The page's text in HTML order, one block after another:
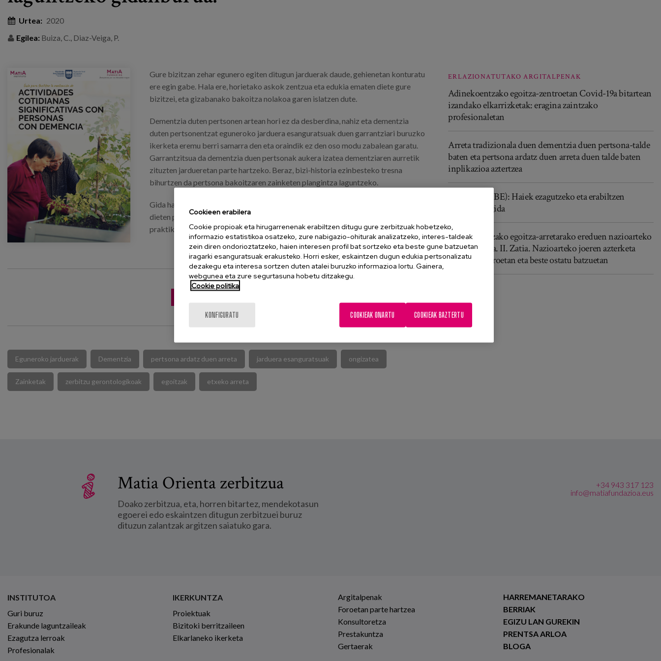
Urtea: 2020
Egilea: Buiza, C., Diaz-Veiga, P.
Gure bizitzan zehar egunero egiten ditugun jarduerak daude, gehienetan konturatu
ere egin gabe. Hala ere, horietako askok zentzua eta edukia ematen diete gure
bizitzei, eta gizabanako bakoitza nolakoa garen islatzen dute.
Dementzia duten pertsonen artean hori ez da desberdina, nahiz eta dementzia
duten pertsonentzat eguneroko jarduera esanguratsuak duen garrantziari buruzko
ikerketa eremu berri samarra den eta oraindik ez den oso modu zabalean garatu.
Garrantzitsua da dementzia duen pertsonak aukera izatea dementziaren aurretik
zituzten jardueretan parte hartzeko. Beraz, bizi-historia ezinbesteko tresna
bihurtzen da pertsona bakoitzaren zainketen plangintza laguntzeko.
Gida hau prestatu da dementzia duten pertsonei eguneroko errutinetan laguntzen
dieten pertsonek eguneroko jarduera terapeutiko esanguratsuak egiteko tresna
praktiko bat izan dezaten.
Eguneroko jarduerak Dementzia pertsona ardatz duen arreta jarduera esanguratsuak ongizatea
Zainketak zerbitzu gerontologikoak egoitzak etxeko arreta
ERLAZIONATUTAKO ARGITALPENAK
Adinekoentzako egoitza-zentroetan Covid-19a bitartean
izandako elkarrizketak: eragina zaintzako
profesionaletan
Arreta tradizionala duen dementzia duen pertsona-talde
baten eta pertsona ardatz duen arreta duen talde baten
inplikazioa aztertzea
Zerrenda (LIBE): Haiek ezagutzeko eta erabiltzen
laguntzeko gida
Adinekoentzako egoitza-arretarako ereduen nazioarteko
berrikuspena. II. Zatia. Nazioarteko joeren azterketa
egoitza-zentroetan eta beste ostatu batzuetan
Matia Orienta zerbitzua
Doako zerbitzua, eta, horren bitartez, mendekotasun
egoerei edo eskaintzen ditugun zerbitzuei buruz
dituzun zalantzak argitzen saiatuko gara.
+34 943 317 123
info@matiafundazioa.eus
INSTITUTOA
Guri buruz
Erakunde laguntzaileak
Ezagutza lerroak
Profesionalak
IKERKUNTZA
Proiektuak
Bizitoki berritzaileen
Elkarlaneko ikerketa
Argitalpenak
Foroetan parte hartzea
Konsultoretza
Prestakuntza
Gertaerak
HARREMANETARAKO
BERRIAK
EGIZU LAN GUREKIN
PRENTSA ARLOA
BLOGA
Cookieen erabilera
Cookie propioak eta hirugarrenenak erabiltzen ditugu gure zerbitzuak hobetzeko,
informazio estatistikoa osatzeko, zure nabigazio-ohiturak analizatzeko, interes-taldeak
zein diren ondorioztatzeko, haien interesen profil bat sortzeko eta beste gune batzuetan
iragarki esanguratsuak erakusteko. Horri esker, eskaintzen dugun edukia pertsonalizatu
dezakegu eta interesa sortzen duten atalei buruzko informazioa lortu. Gainera,
webgunea eta zure segurtasuna hobetu ditzakegu.
Cookie politika
KONFIGURATU COOKIEAK BAZTERTU
COOKIEAK ONARTU